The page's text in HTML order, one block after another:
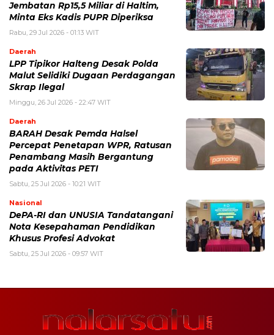
Jembatan Rp15,5 Miliar di Haltim,
Minta Eks Kadis PUPR Diperiksa
Rabu, 29 Jul 2026 - 01:13 WIT
Daerah
LPP Tipikor Halteng Desak Polda
Malut Selidiki Dugaan Perdagangan
Skrap Ilegal
Minggu, 26 Jul 2026 - 22:47 WIT
Daerah
BARAH Desak Pemda Halsel
Percepat Penetapan WPR, Ratusan
Penambang Masih Bergantung
pada Aktivitas PETI
Sabtu, 25 Jul 2026 - 10:21 WIT
Nasional
DePA-RI dan UNUSIA Tandatangani
Nota Kesepahaman Pendidikan
Khusus Profesi Advokat
Sabtu, 25 Jul 2026 - 09:57 WIT